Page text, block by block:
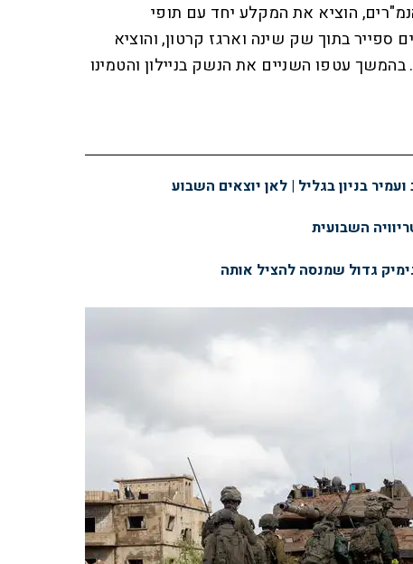
הוציא את המקלע יחד עם תופי
של כדורי 5.56 וקנים ספייר בתוך שק שינה וארגז קרטון, והוציא
עטפו השניים את הנשק בניילון והטמינו
בניון בגליל | לאן יוצאים השבוע
השבועית
גדול שמנסה להציל אותה